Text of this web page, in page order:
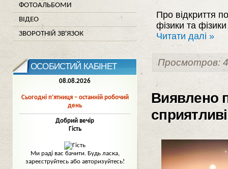
Про відкриття
фізики та
Читати далі »
Просмотров:
Виявлено
ФОТОАЛЬБОМИ
ВІДЕО
ЗВОРОТНІЙ ЗВ'ЯЗОК
ОСОБИСТИЙ КАБІНЕТ
08.08.2026
Сьогодні п’ятниця – останній робочий
день
Добрий вечір
Гість
Mи раді вас бачити. Будь ласка,
зареєструйтесь або авторизуйтесь!